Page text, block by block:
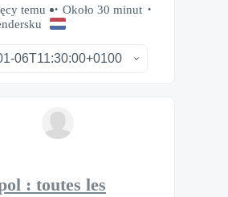
temu
Około 30 minut
: toutes les